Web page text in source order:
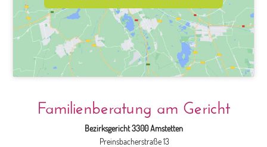
Familienberatung am Gericht
Bezirksgericht 3300 Amstetten
Preinsbacherstraße 13